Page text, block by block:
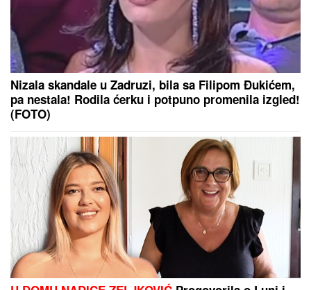
MIRKA VASILJEVIĆ SVA U
CIRKONIMA, BOSILJČIĆ RAZVEZAO
KRAVATU
Poznati prošetali crvenim
tepihom, pa usledio vatromet: Gala
Videnović nakon mnogo vremena u
javnosti (Video)
PISTAĆ TIRAMISU SA MALINAMA:
Kremasto, voćno
i neodoljivo!